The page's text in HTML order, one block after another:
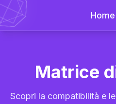
Home
Matrice
Scopri la compatibilità e